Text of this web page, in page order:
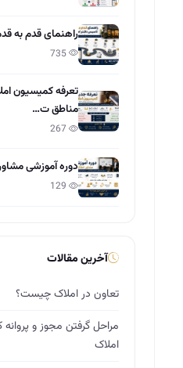
راهنمای قدم به
تعرفه کمیسیون
مناطق ت…
دوره آموزشی
آخرین مقالات
تعاون در املاک چیست؟
مراحل گرفتن مجوز و
املاک